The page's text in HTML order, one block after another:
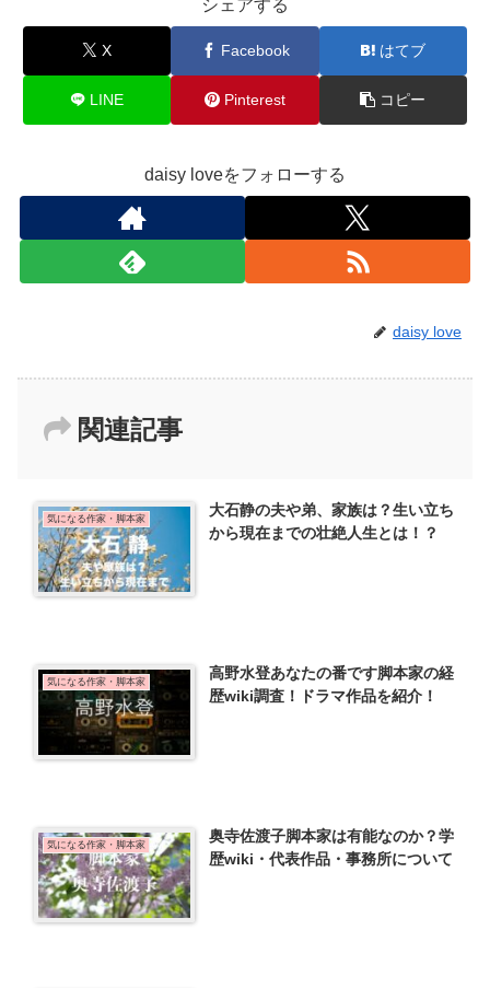
シェアする
X Facebook はてブ
LINE Pinterest コピー
daisy loveをフォローする
daisy love
関連記事
気になる作家・脚本家
大石静の夫や弟、家族は？生い立ち
から現在までの壮絶人生とは！？
気になる作家・脚本家
高野水登あなたの番です脚本家の経
歴wiki調査！ドラマ作品を紹介！
気になる作家・脚本家
奥寺佐渡子脚本家は有能なのか？学
歴wiki・代表作品・事務所について